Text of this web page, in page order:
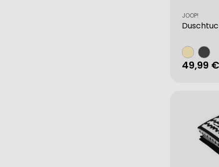
Verkäufer:
JOOP!
49,99 €